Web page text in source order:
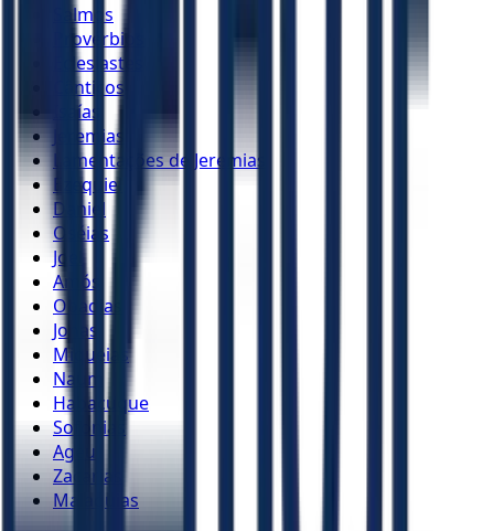
Salmos
Provérbios
Eclesiastes
Cânticos
Isaías
Jeremias
Lamentações de Jeremias
Ezequiel
Daniel
Oséias
Joel
Amós
Obadias
Jonas
Miquéias
Naum
Habacuque
Sofonias
Ageu
Zacarias
Malaquias